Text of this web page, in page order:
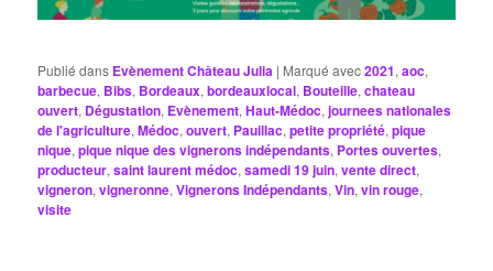
Publié dans Evènement Château Julia | Marqué avec2021,aoc,
barbecue, Bibs, Bordeaux,bordeauxlocal, Bouteille,chateau
ouvert, Dégustation, Evènement,Haut-Médoc,journees nationales
de l'agriculture,Médoc,ouvert, Pauillac,petite propriété,pique
nique,pique nique des vignerons indépendants, Portes ouvertes,
producteur,saint laurent médoc,samedi 19 juin,vente direct,
vigneron,vigneronne,Vignerons Indépendants,Vin,vin rouge,
visite